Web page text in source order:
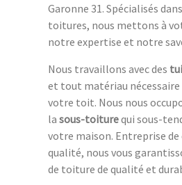
Garonne 31. Spécialisés
toitures, nous mettons à
notre expertise et notre
Nous travaillons avec des
et tout matériau nécessaire
votre toit. Nous nous
la sous-toiturequi sous-
votre maison. Entreprise de
qualité, nous vous
de toiture de qualité et